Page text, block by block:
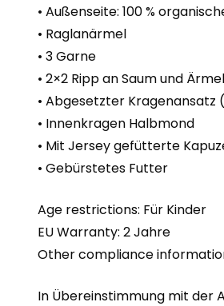
• Außenseite: 100 %
• Raglanärmel
• 3 Garne
• 2×2 Ripp an Saum und
• Abgesetzter Kragenansatz
• Innenkragen Halbmond
• Mit Jersey gefütterte
• Gebürstetes Futter
Age restrictions: Für Kinder
EU Warranty: 2 Jahre
Other compliance
In Übereinstimmung mit der